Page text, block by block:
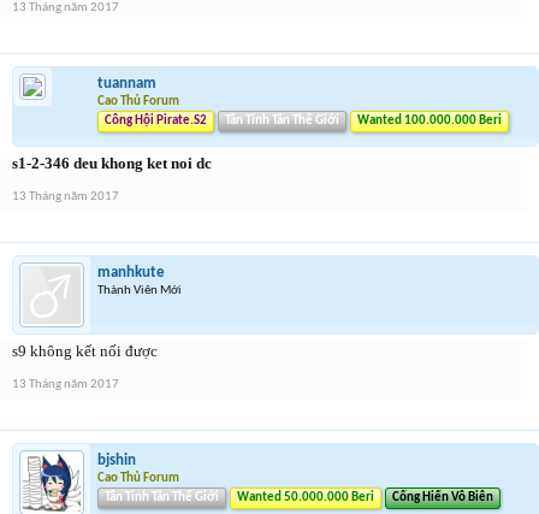
13 Tháng năm 2017
tuannam
Cao Thủ Forum
Công Hội Pirate.S2
Tân Tinh Tân Thế Giới Wanted 100.000.000 Beri
s1-2-346 deu khong ket noi dc
13 Tháng năm 2017
manhkute
Thành Viên Mới
s9 không kết nối được
13 Tháng năm 2017
bjshin
Cao Thủ Forum
Tân Tinh Tân Thế Giới
Wanted 50.000.000 Beri Cống Hiến Vô Biên